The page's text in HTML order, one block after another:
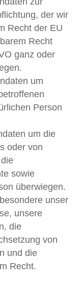
der wir
Recht der EU
Recht
ganz oder
um
Person
um die
oder von
sowie
überwiegen.
unser
unsere
die
von
und die
Recht.